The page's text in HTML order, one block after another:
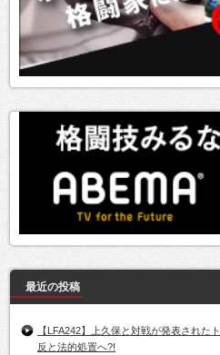
最近の投稿
【LFA242】上久保と対戦が発表された
反と法的処置へ?!